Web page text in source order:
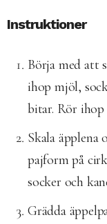
Instruktioner
Börja med att
ihop mjöl,
bitar. Rör ihop
Skala
pajform på
socker och
Grädda